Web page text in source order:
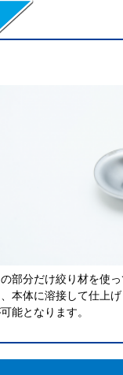
部分だけ絞り材を使っ
本体に溶接して仕上
能となります。